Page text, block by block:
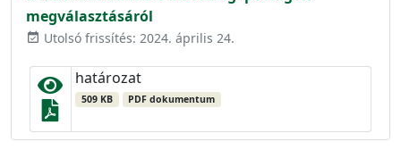
megválasztásáról
event_available Utolsó frissítés: 2024. április 24.
határozat
509 KB PDF dokumentum